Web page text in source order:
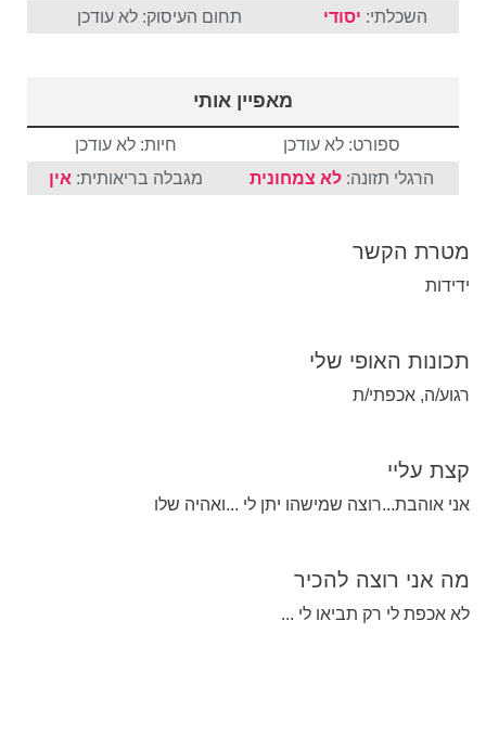
השכלתי: יסודי תחום העיסוק: לא עודכן
מאפיין אותי
ספורט: לא עודכן
חיות: לא עודכן
הרגלי תזונה: לא צמחונית מגבלה בריאותית: אין
מטרת הקשר
ידידות
תכונות האופי שלי
רגוע/ה, אכפתי/ת
קצת עליי
אני אוהבת...רוצה שמישהו יתן לי ...ואהיה שלו
מה אני רוצה להכיר
לא אכפת לי רק תביאו לי ...